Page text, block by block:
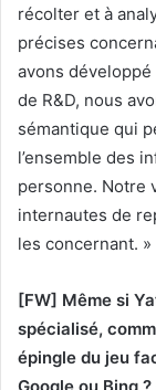
récolter et à
précises
avons
de R&D, nous
sémantique qui
l’ensemble des
personne. Notre
internautes de
les concernant. »
[FW] Même si
spécialisé,
épingle du jeu